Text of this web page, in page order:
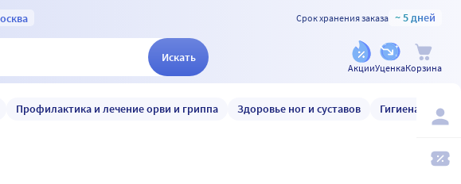
Срок хранения заказа ~ 5 дней
Искать
АкцииУценкаКорзина
Профилактика и лечение орви и гриппа Здоровье ног и суставов Гигиена и уход